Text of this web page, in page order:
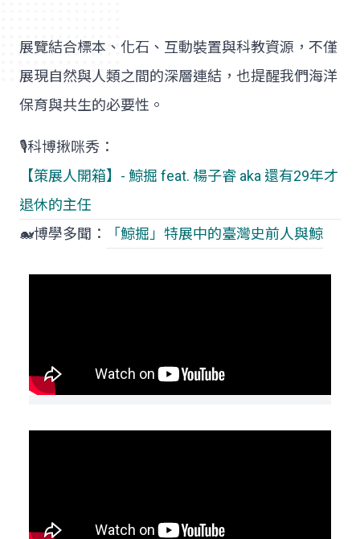
展覽結合標本、化石、互動裝置與科教資源，不僅
展現自然與人類之間的深層連結，也提醒我們海洋
保育與共生的必要性。
🎙️科博揪咪秀：
【策展人開箱】- 鯨掘 feat. 楊子睿 aka 還有29年才
退休的主任
🐋博學多聞：
「鯨掘」特展中的臺灣史前人與鯨